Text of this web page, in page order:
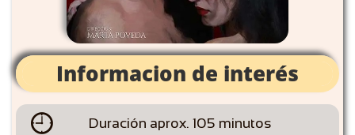
Informacion de interés
 Duración aprox. 105 minutos